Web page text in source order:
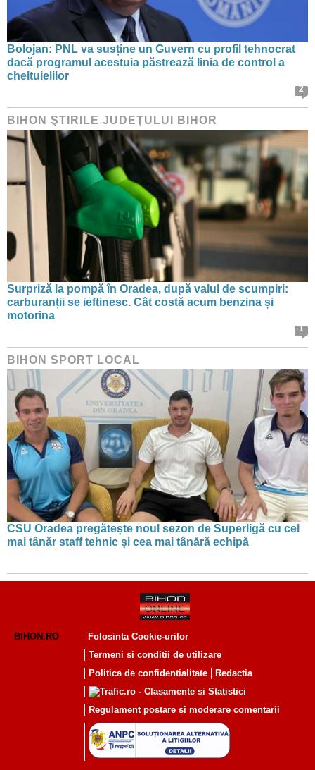
Bolojan: PNL va susține un Guvern cu profil tehnocrat
dacă programul acestuia păstrează linia de control a
cheltuielilor
2
BIHON ŞTIRILE JUDEŢULUI BIHOR
Surpriză la pompă în Oradea, după valul de scumpiri:
carburanții se ieftinesc. Cât costă acum benzina și
motorina
1
BIHON SPORT LOCAL
CSU Oradea pregătește noul sezon de Superligă cu cel
mai tânăr staff tehnic și cea mai tânără echipă
BIHON.RO
Folosinta Cookie-urilor
Termeni si conditii de utilizare
Politica de confidentialitate
Redactia
Regulament postare și moderare comentarii